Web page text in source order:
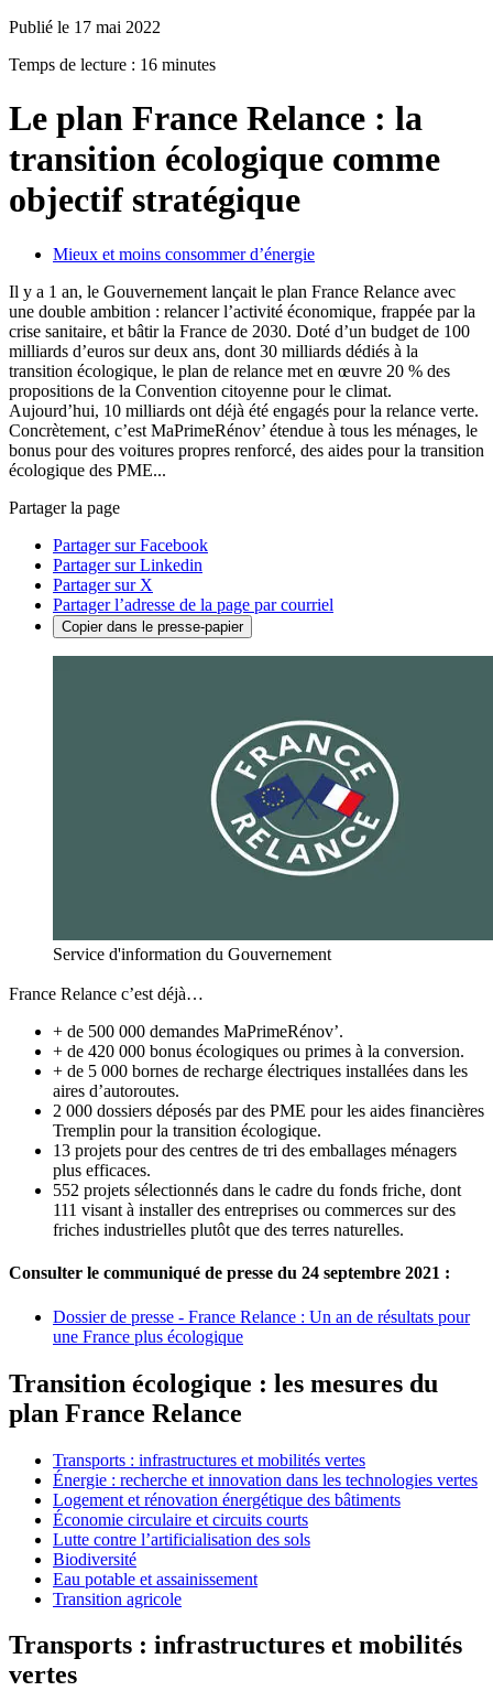
Publié le 17 mai 2022
Temps de lecture : 16 minutes
Le plan France Relance : la
transition écologique comme
objectif stratégique
Mieux et moins consommer d’énergie
Il y a 1 an, le Gouvernement lançait le plan France Relance avec
une double ambition : relancer l’activité économique, frappée par la
crise sanitaire, et bâtir la France de 2030. Doté d’un budget de 100
milliards d’euros sur deux ans, dont 30 milliards dédiés à la
transition écologique, le plan de relance met en œuvre 20 % des
propositions de la Convention citoyenne pour le climat.
Aujourd’hui, 10 milliards ont déjà été engagés pour la relance verte.
Concrètement, c’est MaPrimeRénov’ étendue à tous les ménages, le
bonus pour des voitures propres renforcé, des aides pour la transition
écologique des PME...
Partager la page
Partager sur Facebook
Partager sur Linkedin
Partager sur X
Partager l’adresse de la page par courriel
Copier dans le presse-papier
Service d'information du Gouvernement
France Relance c’est déjà…
+ de 500 000 demandes MaPrimeRénov’.
+ de 420 000 bonus écologiques ou primes à la conversion.
+ de 5 000 bornes de recharge électriques installées dans les
aires d’autoroutes.
2 000 dossiers déposés par des PME pour les aides financières
Tremplin pour la transition écologique.
13 projets pour des centres de tri des emballages ménagers
plus efficaces.
552 projets sélectionnés dans le cadre du fonds friche, dont
111 visant à installer des entreprises ou commerces sur des
friches industrielles plutôt que des terres naturelles.
Consulter le communiqué de presse du 24 septembre 2021 :
Dossier de presse - France Relance : Un an de résultats pour
une France plus écologique
Transition écologique : les mesures du
plan France Relance
Transports : infrastructures et mobilités vertes
Énergie : recherche et innovation dans les technologies vertes
Logement et rénovation énergétique des bâtiments
Économie circulaire et circuits courts
Lutte contre l’artificialisation des sols
Biodiversité
Eau potable et assainissement
Transition agricole
Transports : infrastructures et mobilités
vertes